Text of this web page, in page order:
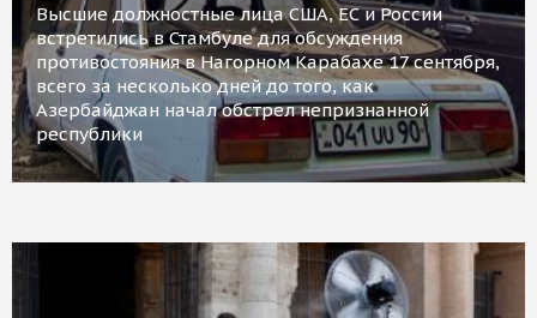
Высшие должностные лица США, ЕС и России
встретились в Стамбуле для обсуждения
противостояния в Нагорном Карабахе 17 сентября,
всего за несколько дней до того, как
Азербайджан начал обстрел непризнанной
республики